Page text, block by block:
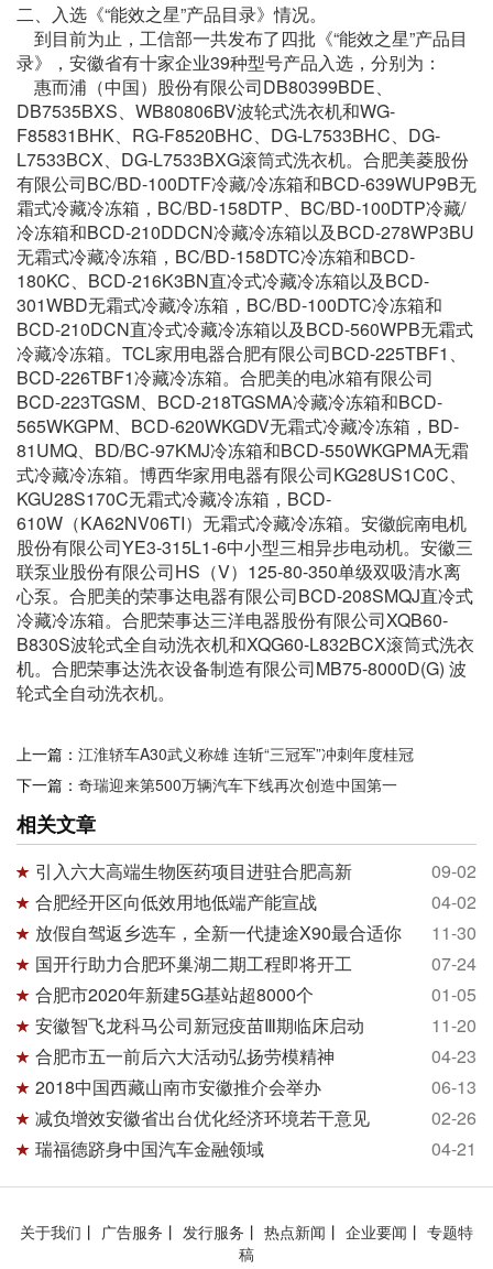
二、入选《“能效之星”产品目录》情况。
到目前为止，工信部一共发布了四批《“能效之星”产品目
录》，安徽省有十家企业39种型号产品入选，分别为：
惠而浦（中国）股份有限公司DB80399BDE、
DB7535BXS、WB80806BV波轮式洗衣机和WG-
F85831BHK、RG-F8520BHC、DG-L7533BHC、DG-
L7533BCX、DG-L7533BXG滚筒式洗衣机。合肥美菱股份
有限公司BC/BD-100DTF冷藏/冷冻箱和BCD-639WUP9B无
霜式冷藏冷冻箱，BC/BD-158DTP、BC/BD-100DTP冷藏/
冷冻箱和BCD-210DDCN冷藏冷冻箱以及BCD-278WP3BU
无霜式冷藏冷冻箱，BC/BD-158DTC冷冻箱和BCD-
180KC、BCD-216K3BN直冷式冷藏冷冻箱以及BCD-
301WBD无霜式冷藏冷冻箱，BC/BD-100DTC冷冻箱和
BCD-210DCN直冷式冷藏冷冻箱以及BCD-560WPB无霜式
冷藏冷冻箱。TCL家用电器合肥有限公司BCD-225TBF1、
BCD-226TBF1冷藏冷冻箱。合肥美的电冰箱有限公司
BCD-223TGSM、BCD-218TGSMA冷藏冷冻箱和BCD-
565WKGPM、BCD-620WKGDV无霜式冷藏冷冻箱，BD-
81UMQ、BD/BC-97KMJ冷冻箱和BCD-550WKGPMA无霜
式冷藏冷冻箱。博西华家用电器有限公司KG28US1C0C、
KGU28S170C无霜式冷藏冷冻箱，BCD-
610W（KA62NV06TI）无霜式冷藏冷冻箱。安徽皖南电机
股份有限公司YE3-315L1-6中小型三相异步电动机。安徽三
联泵业股份有限公司HS（V）125-80-350单级双吸清水离
心泵。合肥美的荣事达电器有限公司BCD-208SMQJ直冷式
冷藏冷冻箱。合肥荣事达三洋电器股份有限公司XQB60-
B830S波轮式全自动洗衣机和XQG60-L832BCX滚筒式洗衣
机。合肥荣事达洗衣设备制造有限公司MB75-8000D(G) 波
轮式全自动洗衣机。
上一篇： 江淮轿车A30武义称雄 连斩“三冠军”冲刺年度桂冠
下一篇： 奇瑞迎来第500万辆汽车下线再次创造中国第一
相关文章
09-02
引入六大高端生物医药项目进驻合肥高新
04-02
合肥经开区向低效用地低端产能宣战
11-30
放假自驾返乡选车，全新一代捷途X90最合适你
07-24
国开行助力合肥环巢湖二期工程即将开工
01-05
合肥市2020年新建5G基站超8000个
11-20
安徽智飞龙科马公司新冠疫苗Ⅲ期临床启动
04-23
合肥市五一前后六大活动弘扬劳模精神
06-13
2018中国西藏山南市安徽推介会举办
02-26
减负增效安徽省出台优化经济环境若干意见
04-21
瑞福德跻身中国汽车金融领域
关于我们 丨 广告服务 丨 发行服务 丨 热点新闻 丨 企业要闻 丨 专题特
稿